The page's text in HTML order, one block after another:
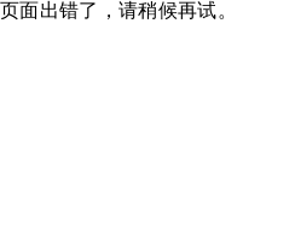
页面出错了，请稍候再试。